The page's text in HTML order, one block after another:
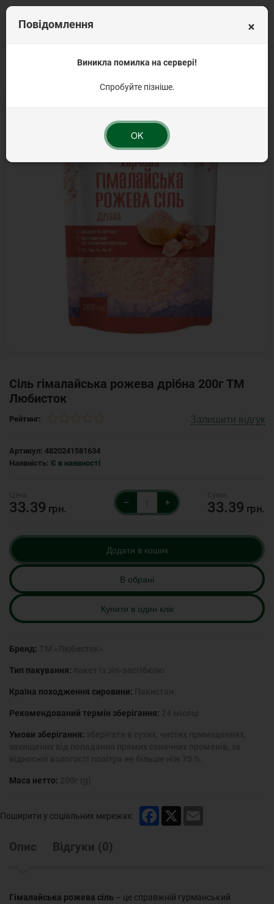
Приправи та прянощі Гімалайська сіль Сіль гімалайська
Сіль гімалайська рожева дрібна 200г ТМ
Любисток
Рейтинг: Залишити відгук
Артикул: 4820241581634
Наявність: Є в наявності
33.39 грн.
– + 33.39 грн.
Додати в кошик
В обрані
Купити в один клік
Бренд:
Тип пакування:
Країна походження сировини:
Рекомендований термін зберігання:
Умови зберігання:
Маса нетто:
Поширити у соціальних мережах: Facebook
Опис Відгуки (0)
Гімалайська рожева сіль – це справжній гурманський
×
Повідомлення
Виникла помилка на сервері!
Спробуйте пізніше.
OK